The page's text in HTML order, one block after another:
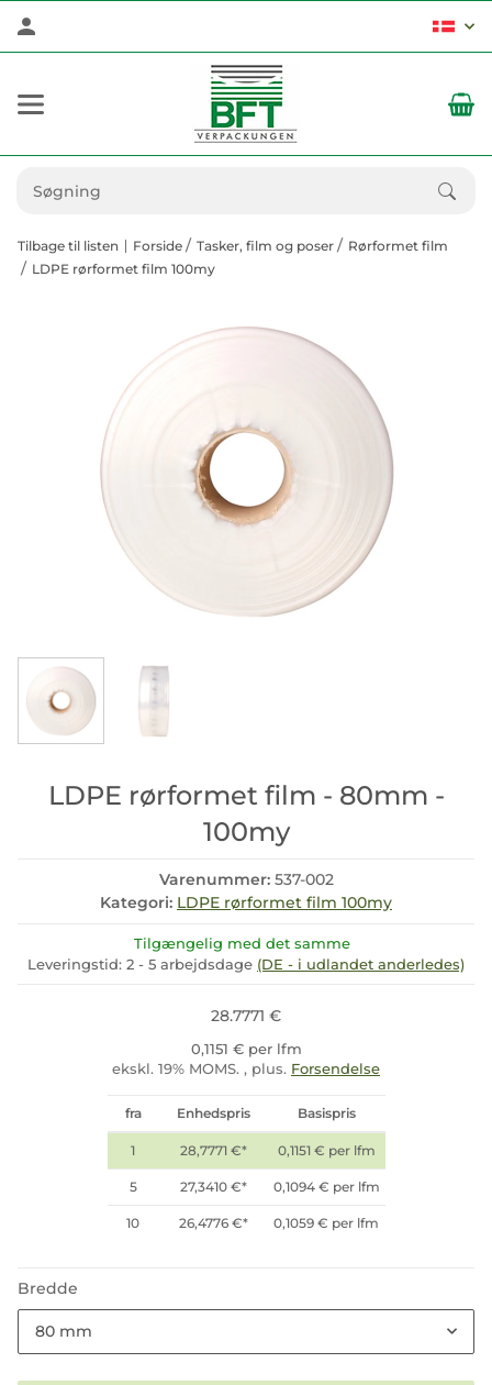
Tilbage til listen Forside Tasker, film og poser
Rørformet film
LDPE rørformet film 100my
LDPE rørformet film - 80mm -
100my
Varenummer: 537-002
Kategori: LDPE rørformet film 100my
Tilgængelig med det samme
Leveringstid: 2 - 5 arbejdsdage (DE - i udlandet anderledes)
28.7771 €
0,1151 € per lfm
ekskl. 19% MOMS. , plus. Forsendelse
fra Enhedspris Basispris
1 28,7771 €* 0,1151 € per lfm
5 27,3410 €* 0,1094 € per lfm
10 26,4776 €* 0,1059 € per lfm
Bredde
80 mm